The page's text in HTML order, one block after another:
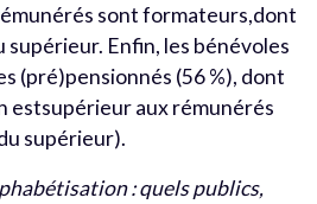
sont formateurs,dont
supérieur. Enfin, les bénévoles
(pré)pensionnés (56 %), dont
estsupérieur aux rémunérés
supérieur).
: quels publics,